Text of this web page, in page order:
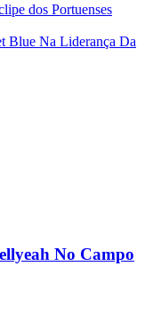
dos Portuenses
Blue Na Liderança Da
No Campo